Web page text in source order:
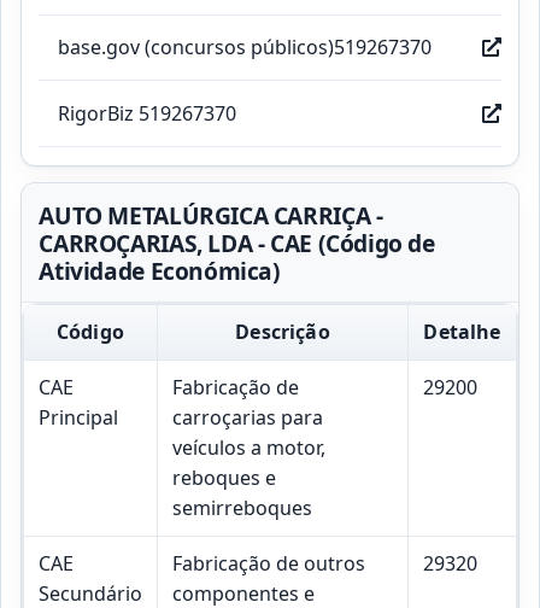
base.gov (concursos públicos)519267370
RigorBiz 519267370
AUTO METALÚRGICA CARRIÇA -
CARROÇARIAS, LDA - CAE (Código de
Atividade Económica)
Código Descrição Detalhe
CAE
Principal
Fabricação de
carroçarias para
veículos a motor,
reboques e
semirreboques
29200
CAE
Secundário
Fabricação de outros
componentes e
29320